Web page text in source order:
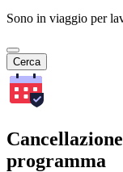
Sono in viaggio per
Cerca
programma